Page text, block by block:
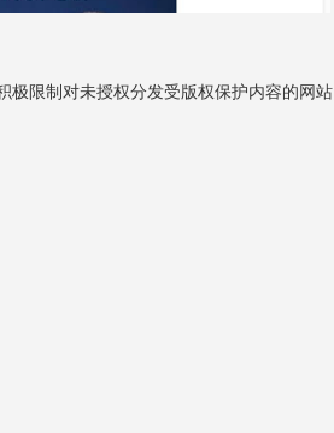
限制对未授权分发受版权保护内容的网站